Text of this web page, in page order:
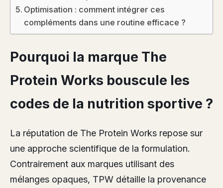
Optimisation : comment intégrer ces
compléments dans une routine efficace ?
Pourquoi la marque The
Protein Works bouscule les
codes de la nutrition sportive ?
La réputation de The Protein Works repose sur
une approche scientifique de la formulation.
Contrairement aux marques utilisant des
mélanges opaques, TPW détaille la provenance